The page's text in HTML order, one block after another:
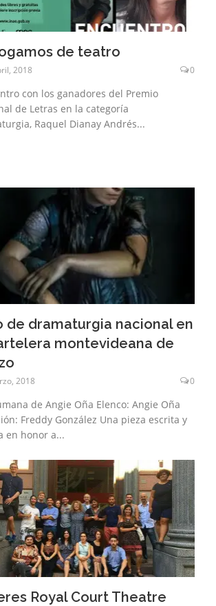
de teatro
2018 0
con los ganadores del Premio
de Letras en la categoría
Raquel Dianay Andrés...
de dramaturgia nacional en
montevideana de
2018 0
de Angie Oña Elenco: Angie Oña
Freddy González Una pieza escrita y
en honor a...
Royal Court Theatre